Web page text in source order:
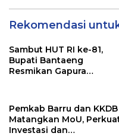
Rekomendasi
Sambut HUT RI ke-81,
Bupati Bantaeng
Resmikan Gapura
Pemkab Barru dan KKDB
Matangkan MoU,
Investasi dan